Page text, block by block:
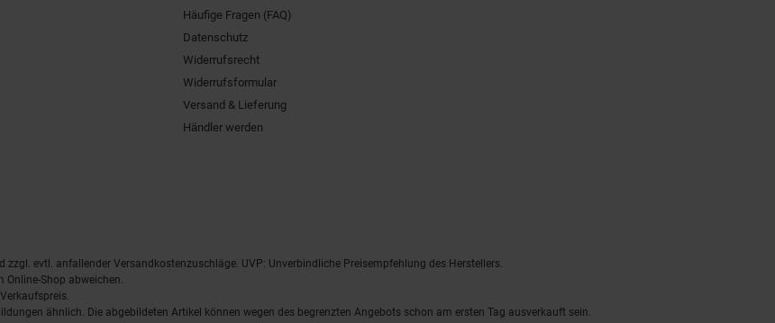
Häufige Fragen (FAQ)
Datenschutz
Widerrufsrecht
Widerrufsformular
Versand & Lieferung
Händler werden
zzgl. evtl. anfallender Versandkostenzuschläge. UVP: Unverbindliche Preisempfehlung des Herstellers.
Shop abweichen.
ähnlich. Die abgebildeten Artikel können wegen des begrenzten Angebots schon am ersten Tag ausverkauft sein.